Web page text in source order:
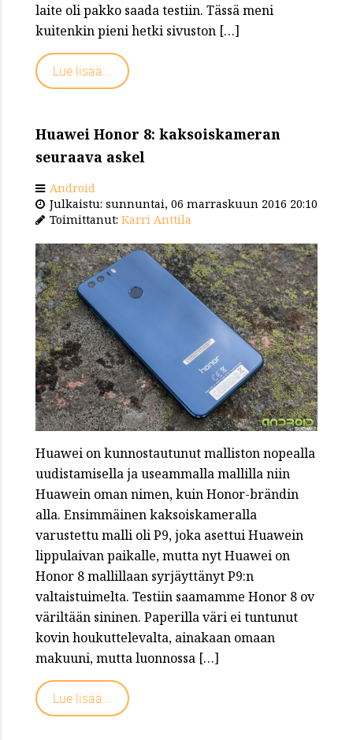
laite oli pakko saada testiin. Tässä meni
kuitenkin pieni hetki sivuston […]
Lue lisää...
Huawei Honor 8: kaksoiskameran
seuraava askel
Android
Julkaistu: sunnuntai, 06 marraskuun 2016 20:10
Toimittanut: Karri Anttila
Huawei on kunnostautunut malliston nopealla
uudistamisella ja useammalla mallilla niin
Huawein oman nimen, kuin Honor-brändin
alla. Ensimmäinen kaksoiskameralla
varustettu malli oli P9, joka asettui Huawein
lippulaivan paikalle, mutta nyt Huawei on
Honor 8 mallillaan syrjäyttänyt P9:n
valtaistuimelta. Testiin saamamme Honor 8 ov
väriltään sininen. Paperilla väri ei tuntunut
kovin houkuttelevalta, ainakaan omaan
makuuni, mutta luonnossa […]
Lue lisää...